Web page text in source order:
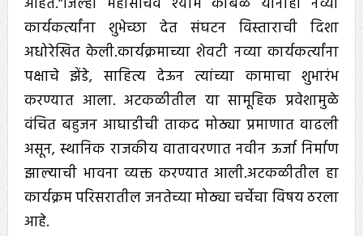
कार्यकर्त्यांना शुभेच्छा देत संघटन विस्ताराची दिशा
अधोरेखित केली.कार्यक्रमाच्या शेवटी नव्या कार्यकर्त्यांना
पक्षाचे झेंडे, साहित्य देऊन त्यांच्या कामाचा शुभारंभ
करण्यात आला. अटकळीतील या सामूहिक प्रवेशामुळे
वंचित बहुजन आघाडीची ताकद मोठ्या प्रमाणात वाढली
असून, स्थानिक राजकीय वातावरणात नवीन ऊर्जा निर्माण
झाल्याची भावना व्यक्त करण्यात आली.अटकळीतील हा
कार्यक्रम परिसरातील जनतेच्या मोठ्या चर्चेचा विषय ठरला
आहे.